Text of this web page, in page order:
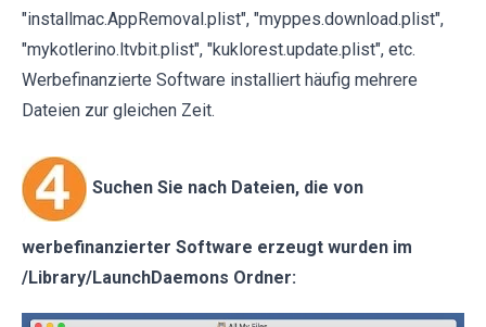
"installmac.AppRemoval.plist", "myppes.download.plist",
"mykotlerino.ltvbit.plist", "kuklorest.update.plist", etc.
Werbefinanzierte Software installiert häufig mehrere
Dateien zur gleichen Zeit.
Suchen Sie nach Dateien, die von
werbefinanzierter Software erzeugt wurden im
/Library/LaunchDaemons Ordner: